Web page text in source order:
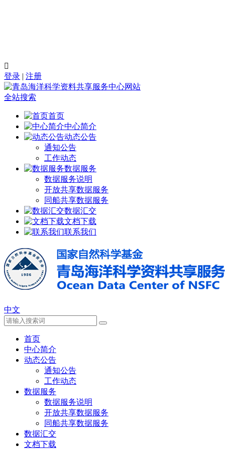

登录 | 注册
全站搜索
首页
中心简介
动态公告
通知公告
工作动态
数据服务
数据服务说明
开放共享数据服务
同船共享数据服务
数据汇交
文档下载
联系我们
中文
首页
中心简介
动态公告
通知公告
工作动态
数据服务
数据服务说明
开放共享数据服务
同船共享数据服务
数据汇交
文档下载